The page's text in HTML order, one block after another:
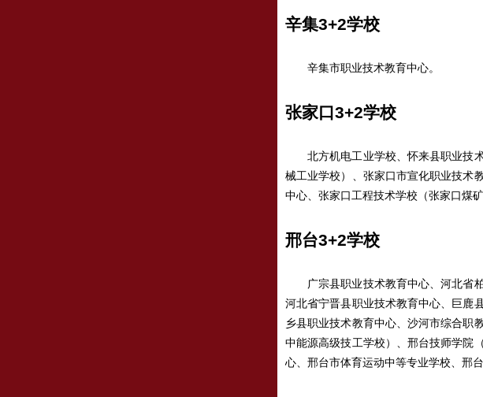
辛集3+2学校
辛集市职业技术教育中心。
张家口3+2学校
北方机电工业学校、怀来县职业技术
械工业学校）、张家口市宣化职业技术
中心、张家口工程技术学校（张家口煤
邢台3+2学校
广宗县职业技术教育中心、河北省柏
河北省宁晋县职业技术教育中心、巨鹿
乡县职业技术教育中心、沙河市综合职
中能源高级技工学校）、邢台技师学院
心、邢台市体育运动中等专业学校、邢